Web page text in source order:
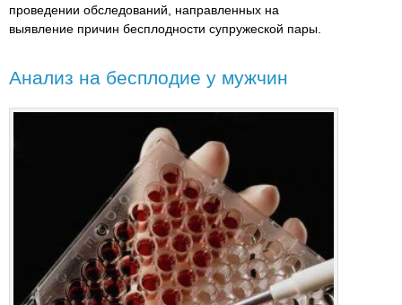
проведении обследований, направленных на
выявление причин бесплодности супружеской пары.
Анализ на бесплодие у мужчин